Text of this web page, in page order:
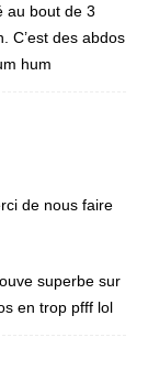
au bout de 3
C’est des abdos
hum
de nous faire
superbe sur
en trop pfff lol